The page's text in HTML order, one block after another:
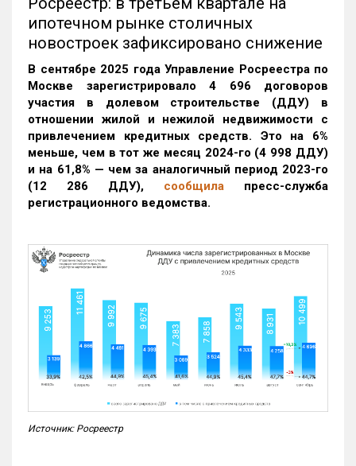
ипотечном рынке столичных
новостроек зафиксировано снижение
В сентябре 2025 года Управление Росреестра по
Москве зарегистрировало 4 696 договоров
участия в долевом строительстве (ДДУ) в
отношении жилой и нежилой недвижимости с
привлечением кредитных средств. Это на 6%
меньше, чем в тот же месяц 2024-го (4 998 ДДУ)
и на 61,8% — чем за аналогичный период 2023-го
(12 286 ДДУ), сообщила пресс-служба
регистрационного ведомства.
Источник: Росреестр